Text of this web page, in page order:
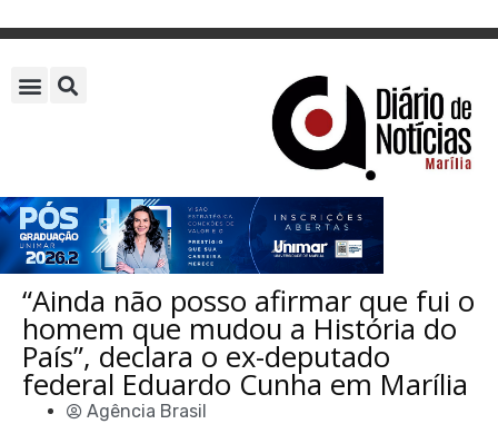
“Ainda não posso afirmar que fui o
homem que mudou a História do
País”, declara o ex-deputado
federal Eduardo Cunha em Marília
Agência Brasil